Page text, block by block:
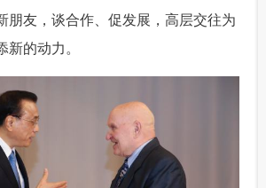
朋友，谈合作、促发展，高层交往为
新的动力。